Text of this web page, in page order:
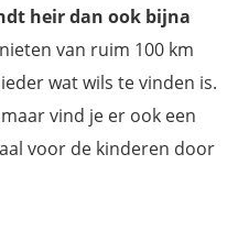
heir dan ook bijna
van ruim 100 km
wat wils te vinden is.
vind je er ook een
voor de kinderen door